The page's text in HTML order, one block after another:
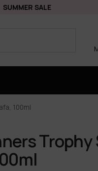
SALE
100ml
Trophy